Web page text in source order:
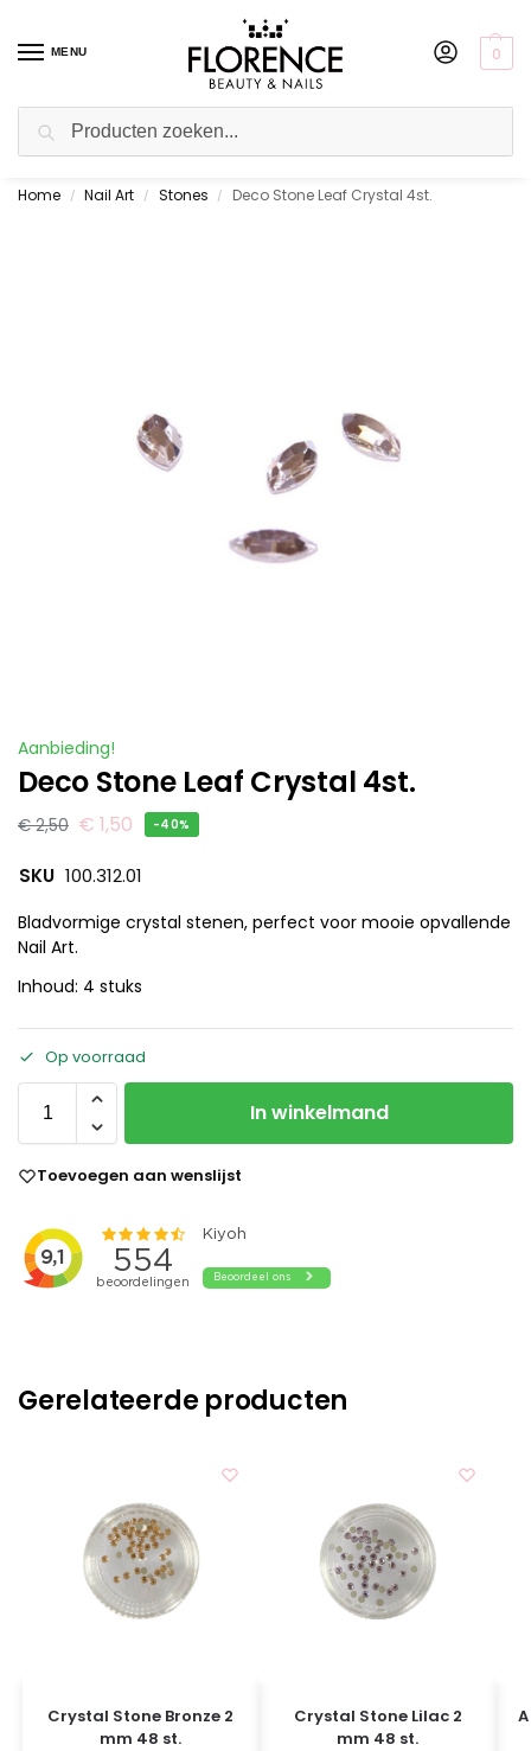
MENU 0
Gratis ophalen in de showroom
Home / Nail Art / Stones / Deco Stone Leaf Crystal 4st.
Aanbieding!
Deco Stone Leaf Crystal 4st.
€2,50 € 1,50 -40%
SKU 100.312.01
Bladvormige crystal stenen, perfect voor mooie opvallende
Nail Art.
Inhoud: 4 stuks
Op voorraad
In winkelmand
Toevoegen aan wenslijst
Gerelateerde producten
Crystal Stone Bronze 2
mm 48 st.
Crystal Stone Lilac 2
mm 48 st.